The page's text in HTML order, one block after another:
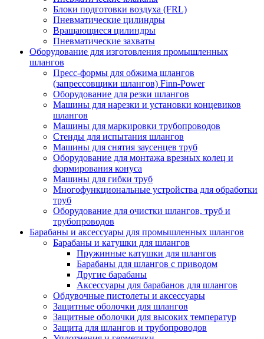
Блоки подготовки воздуха (FRL)
Пневматические цилиндры
Вращающиеся цилиндры
Пневматические захваты
Оборудование для изготовления промышленных
шлангов
Пресс-формы для обжима шлангов
(запрессовщики шлангов) Finn-Power
Оборудование для резки шлангов
Машины для нарезки и установки концевиков
шлангов
Машины для маркировки трубопроводов
Стенды для испытания шлангов
Машины для снятия заусенцев труб
Оборудование для монтажа врезных колец и
формирования конуса
Машины для гибки труб
Многофункциональные устройства для обработки
труб
Оборудование для очистки шлангов, труб и
трубопроводов
Барабаны и аксессуары для промышленных шлангов
Барабаны и катушки для шлангов
Пружинные катушки для шлангов
Барабаны для шлангов с приводом
Другие барабаны
Аксессуары для барабанов для шлангов
Обдувочные пистолеты и аксессуары
Защитные оболочки для шлангов
Защитные оболочки для высоких температур
Защита для шлангов и трубопроводов